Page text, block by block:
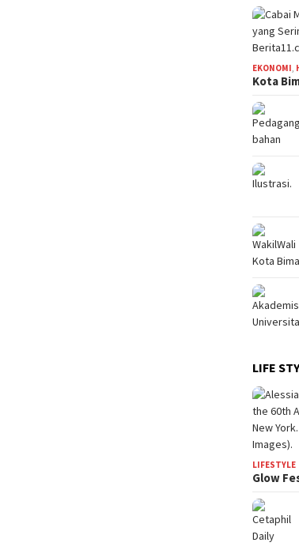
EKONOMI,
Kota
LIFE
LIFESTYLE
Glow